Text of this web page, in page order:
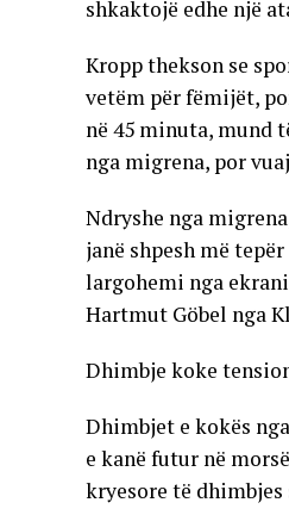
shkaktojë edhe një
Kropp thekson se
vetëm për fëmijët,
në 45 minuta, mund
nga migrena, por
Ndryshe nga
janë shpesh më
largohemi nga
Hartmut Göbel nga
Dhimbje koke
Dhimbjet e kokës
e kanë futur në
kryesore të dhimbjes